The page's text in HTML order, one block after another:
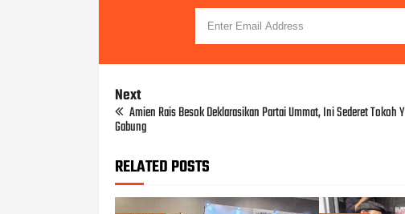
Next
Amien Rais Besok Deklarasikan Partai Ummat, Ini Sederet Tokoh
Gabung
RELATED POSTS